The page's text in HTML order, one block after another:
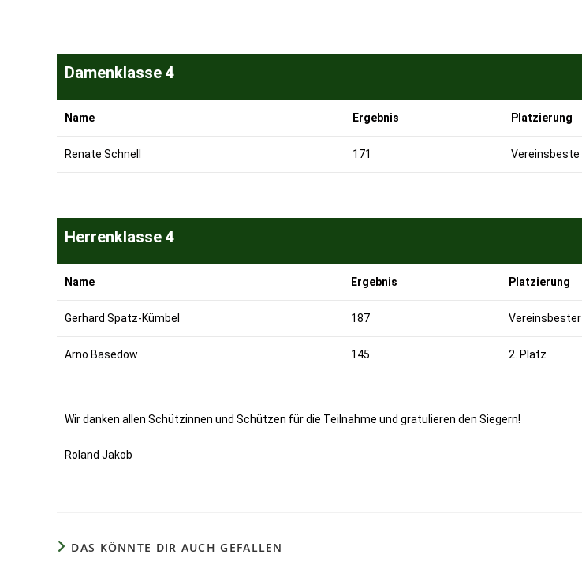
Damenklasse 4
Name Ergebnis Platzierung
Renate Schnell 171 Vereinsbeste
Herrenklasse 4
Name Ergebnis Platzierung
Gerhard Spatz-Kümbel 187 Vereinsbester
Arno Basedow 145 2. Platz
Wir danken allen Schützinnen und Schützen für die Teilnahme und gratulieren den Siegern!
Roland Jakob
DAS KÖNNTE DIR AUCH GEFALLEN